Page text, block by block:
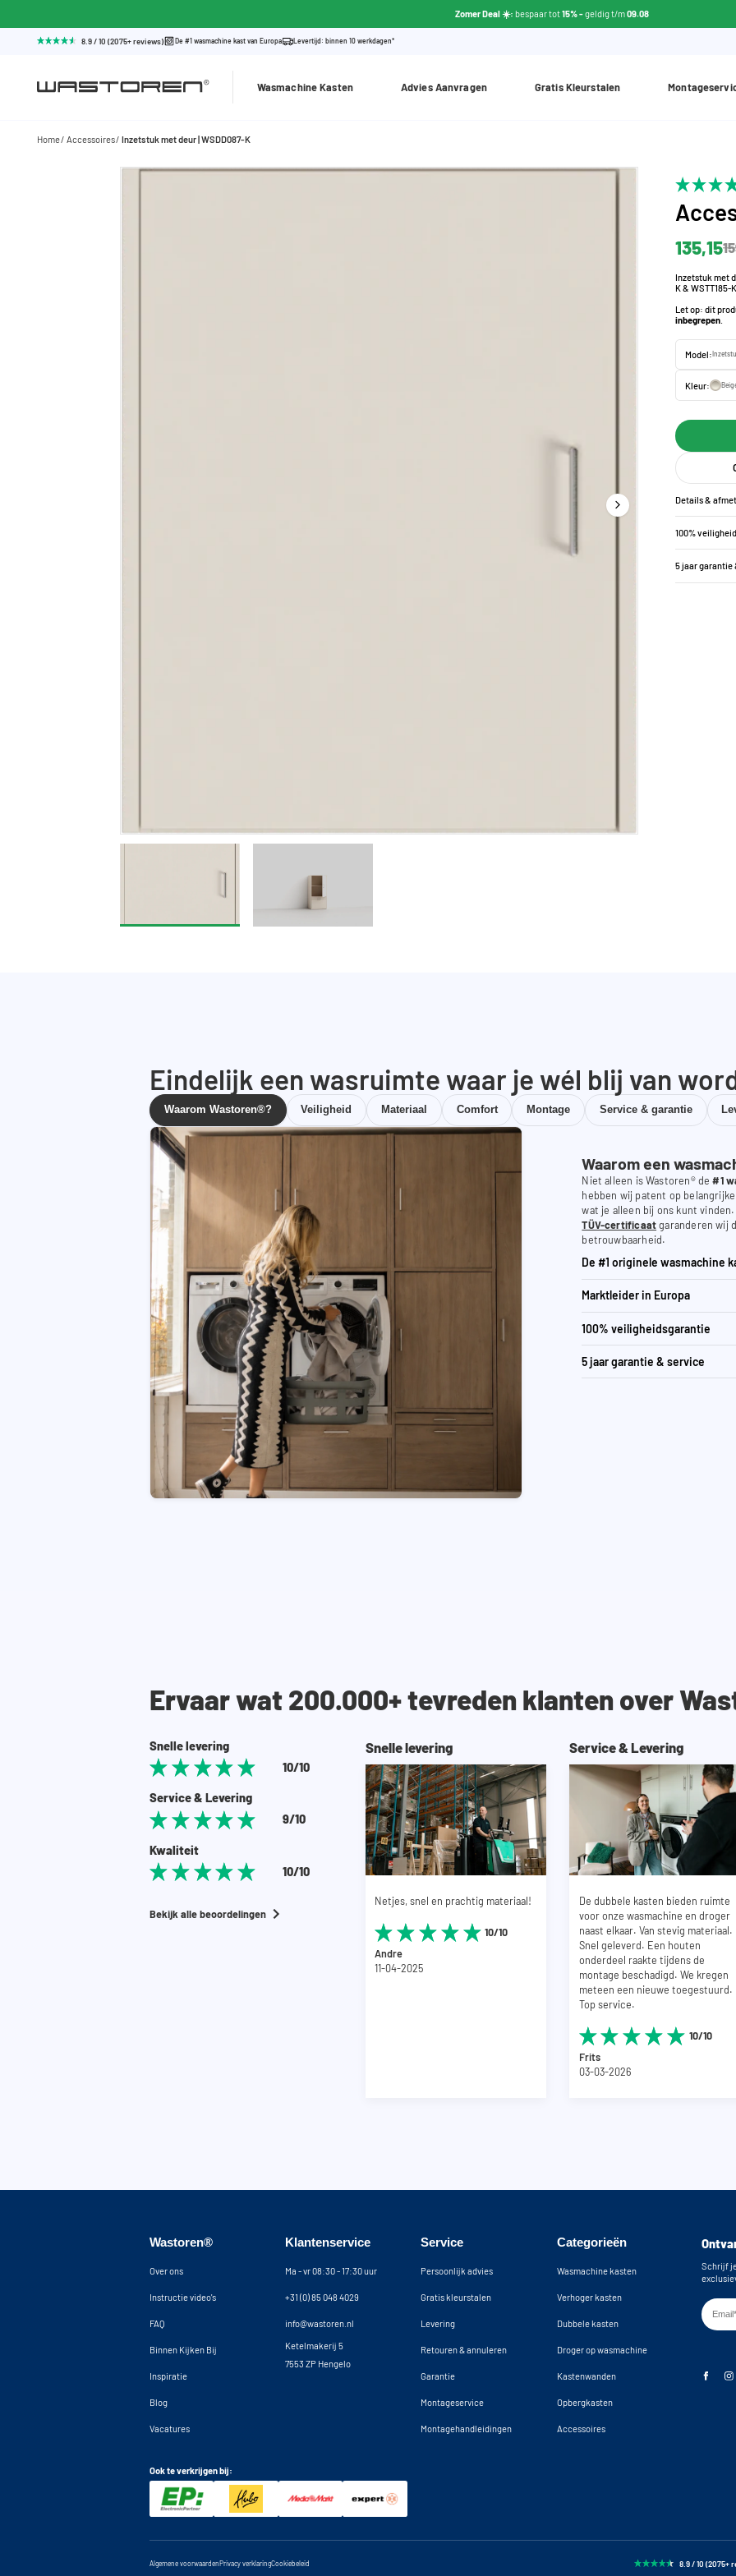
Zomer Deal ☀️: bespaar tot15% -geldig t/m09.08
8.9 / 10 (2075+ reviews) De #1 wasmachine kast van Europa Levertijd: binnen 10 werkdagen*
Wasmachine Kasten Advies Aanvragen Gratis Kleurstalen
Home Accessoires Inzetstuk met deur | WSDD087-K
135,15
Inzetstuk met
K &
Let op: dit
inbegrepen
Model:
Kleur:
Details &
100%
5 jaar garantie
Eindelijk een wasruimte waar je wél blij van
Waarom Wastoren®? Veiligheid Materiaal Comfort Montage Service & garantie
Waarom een
Niet alleen is Wastoren® de#1
hebben wij patent op
wat je alleen bij ons kunt
TÜV-certificaatgaranderen wij
betrouwbaarheid.
De #1 originele wasmachine
Marktleider in Europa
100% veiligheidsgarantie
5 jaar garantie & service
Ervaar wat 200.000+ tevreden klanten over
Snelle levering
10/10
Service & Levering
9/10
Kwaliteit
10/10
Bekijk alle beoordelingen
Snelle levering
Netjes, snel en prachtig materiaal!
10/10
Andre
11-04-2025
Service & Levering
De dubbele kasten bieden ruimte
voor onze wasmachine en droger
naast elkaar. Van stevig materiaal.
Snel geleverd. Een houten
onderdeel raakte tijdens de
montage beschadigd. We kregen
meteen een nieuwe toegestuurd.
Top service.
10/10
Frits
03-03-2026
Wastoren®
Over ons
Instructie video's
FAQ
Binnen Kijken Bij
Inspiratie
Blog
Vacatures
Klantenservice
Ma - vr 08:30 - 17:30 uur
+31 (0) 85 048 4029
info@wastoren.nl
Ketelmakerij 5
7553 ZP Hengelo
Service
Persoonlijk advies
Gratis kleurstalen
Levering
Retouren & annuleren
Garantie
Montageservice
Montagehandleidingen
Categorieën
Wasmachine kasten
Verhoger kasten
Dubbele kasten
Droger op wasmachine
Kastenwanden
Opbergkasten
Accessoires
Schrijf
Ook te verkrijgen bij:
Algemene voorwaarden Privacy verklaringCookiebeleid 8.9 / 10 (2075+